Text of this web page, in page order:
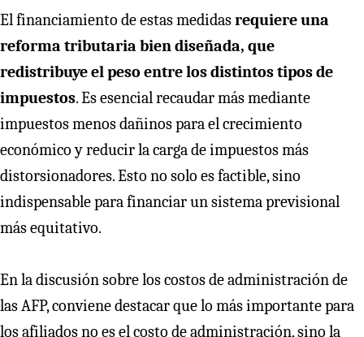
El financiamiento de estas medidasrequiere una
reforma tributaria bien diseñada, que
redistribuye el peso entre los distintos tipos de
impuestos. Es esencial recaudar más mediante
impuestos menos dañinos para el crecimiento
económico y reducir la carga de impuestos más
distorsionadores. Esto no solo es factible, sino
indispensable para financiar un sistema previsional
más equitativo.
En la discusión sobre los costos de administración de
las AFP, conviene destacar que lo más importante para
los afiliados no es el costo de administración, sino la